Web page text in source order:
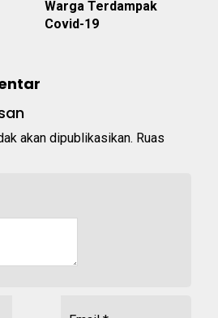
Warga Terdampak
Covid-19
akan dipublikasikan. Ruas